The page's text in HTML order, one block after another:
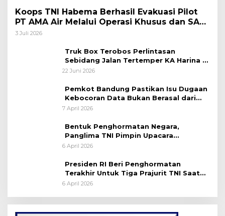
Koops TNI Habema Berhasil Evakuasi Pilot
PT AMA Air Melalui Operasi Khusus dan SAR
Taktis
3 Juli 2026
Truk Box Terobos Perlintasan
Sebidang Jalan Tertemper KA Harina di
Jalan Stasiun Poncol-Jrakah Semarang
22 Juni 2026
Pemkot Bandung Pastikan Isu Dugaan
Kebocoran Data Bukan Berasal dari
Server Disdukcapil
7 April 2026
Bentuk Penghormatan Negara,
Panglima TNI Pimpin Upacara
Pemakaman Militer
6 April 2026
Presiden RI Beri Penghormatan
Terakhir Untuk Tiga Prajurit TNI Saat
Persemayaman di Bandara Soekarno-
6 April 2026